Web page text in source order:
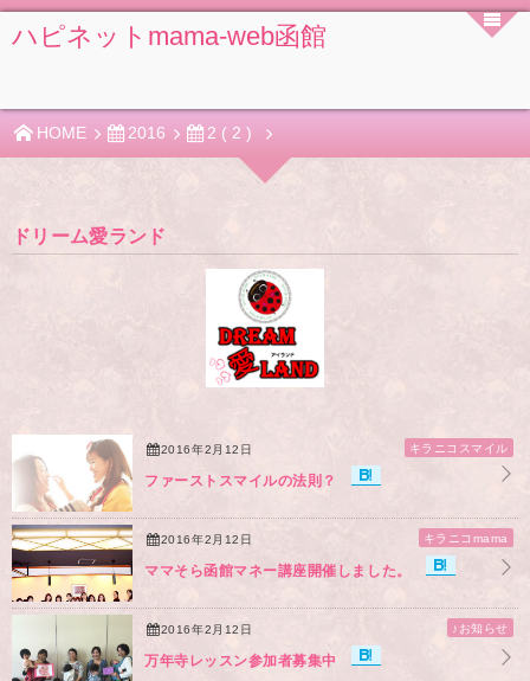
ハピネットmama-web函館
HOME 2016 2 ( 2 )
ドリーム愛ランド
2016年2月12日 キラニコスマイル
ファーストスマイルの法則？
2016年2月12日 キラニコmama
ママそら函館マネー講座開催しました。
2016年2月12日 ♪お知らせ
万年寺レッスン参加者募集中